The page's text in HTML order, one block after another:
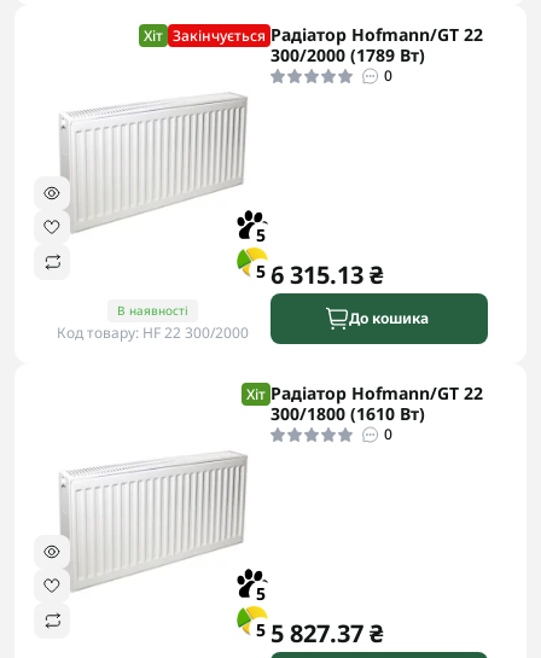
Хіт Закінчується
5
5
В наявності
Код товару: HF 22 300/2000
Радіатор Hofmann/GT 22
300/2000 (1789 Вт)
0
6 315.13 ₴
До кошика
Хіт
5
5
Радіатор Hofmann/GT 22
300/1800 (1610 Вт)
0
5 827.37 ₴